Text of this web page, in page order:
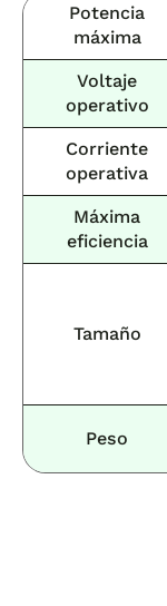
Potencia
máxima
Voltaje
operativo
Corriente
operativa
Máxima
eficiencia
Tamaño
Peso